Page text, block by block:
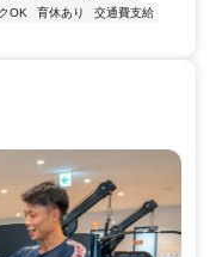
OK 育休あり
交通費支給